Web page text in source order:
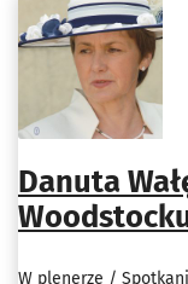
Danuta
W plenerze /